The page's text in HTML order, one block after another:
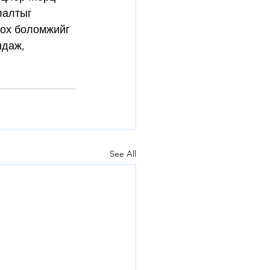
боломжийг
See All